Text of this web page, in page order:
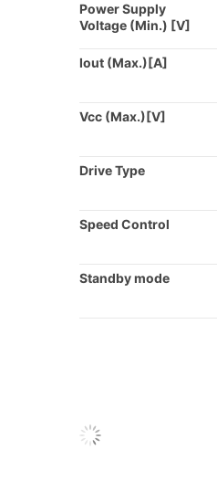
Power Supply
Voltage (Min.) [V]
Iout (Max.)[A]
Vcc (Max.)[V]
Drive Type
Speed Control
Standby mode